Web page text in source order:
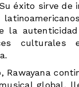
éxito sirve de
la
culturales
Rawayana
global,